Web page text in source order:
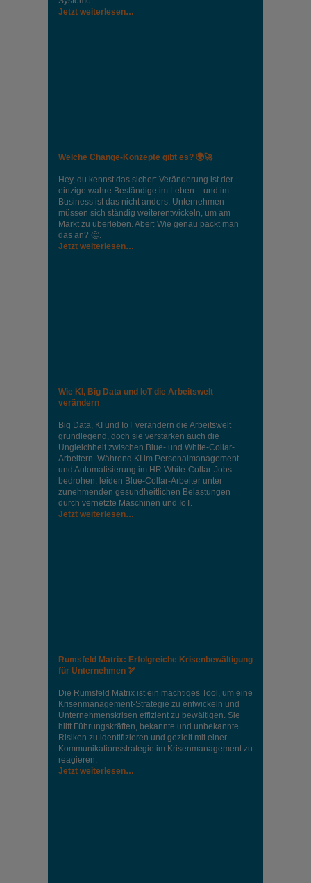
Jetzt weiterlesen…
Welche Change-Konzepte gibt es? 🌍🚀
Hey, du kennst das sicher: Veränderung ist der
einzige wahre Beständige im Leben – und im
Business ist das nicht anders. Unternehmen
müssen sich ständig weiterentwickeln, um am
Markt zu überleben. Aber: Wie genau packt man
das an? 🤔.
Jetzt weiterlesen…
Wie KI, Big Data und IoT die Arbeitswelt
verändern
Big Data, KI und IoT verändern die Arbeitswelt
grundlegend, doch sie verstärken auch die
Ungleichheit zwischen Blue- und White-Collar-
Arbeitern. Während KI im Personalmanagement
und Automatisierung im HR White-Collar-Jobs
bedrohen, leiden Blue-Collar-Arbeiter unter
zunehmenden gesundheitlichen Belastungen
durch vernetzte Maschinen und IoT.
Jetzt weiterlesen…
Rumsfeld Matrix: Erfolgreiche Krisenbewältigung
für Unternehmen 🏹
Die Rumsfeld Matrix ist ein mächtiges Tool, um eine
Krisenmanagement-Strategie zu entwickeln und
Unternehmenskrisen effizient zu bewältigen. Sie
hilft Führungskräften, bekannte und unbekannte
Risiken zu identifizieren und gezielt mit einer
Kommunikationsstrategie im Krisenmanagement zu
reagieren.
Jetzt weiterlesen…